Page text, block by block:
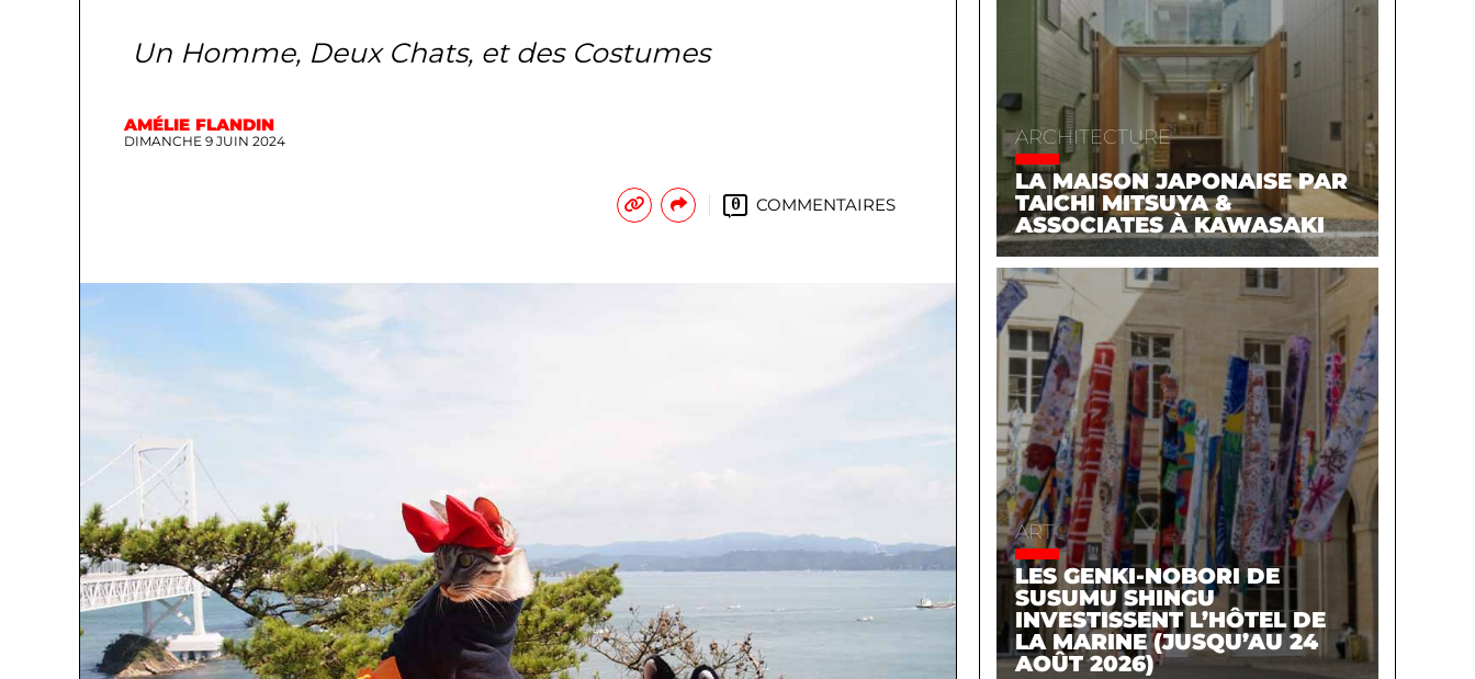
Un Homme, Deux Chats, et des Costumes
AMÉLIE FLANDIN
DIMANCHE 9 JUIN 2024
0 COMMENTAIRES
ARCHITECTURE
LA MAISON JAPONAISE PAR
TAICHI MITSUYA &
ASSOCIATES À KAWASAKI
ART
LES GENKI-NOBORI DE
SUSUMU SHINGU
INVESTISSENT L’HÔTEL DE
LA MARINE (JUSQU’AU 24
AOÛT 2026)